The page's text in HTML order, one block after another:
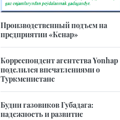
Производственный подъем на
предприятии «Кенар»
Корреспондент агентства Yonhap
поделился впечатлениями о
Туркменистане
Будни газовиков Губадага:
надежность и развитие